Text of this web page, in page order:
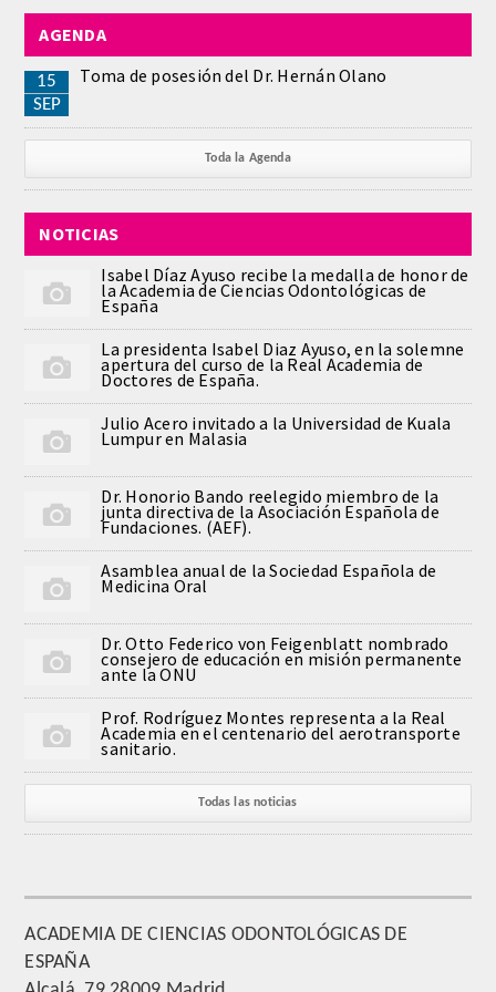
ACADEMICOS
CIENCIAS BASICAS MEDICAS
AFINES A LA ODONTOLOGIA
HUMANIDADES Y CIENCIAS
MEDICO-JURIDICAS
PREVENCION,PROMOCION DE LA
SALUD Y GESTION NUEVAS
TECNOLOGIAS SANITARIAS
ESTOMATOLOGIA MEDICO-
QUIRURGICA
ODONTOLOGIA CONSERVADORA
ORTOGNATIA
NÚMERO
Alfabético
HONOR
AGENDA
15
SEP
Toma de posesión del Dr. Hernán Olano
Toda la Agenda
NOTICIAS
Isabel Díaz Ayuso recibe la medalla de honor de
la Academia de Ciencias Odontológicas de
España
La presidenta Isabel Diaz Ayuso, en la solemne
apertura del curso de la Real Academia de
Doctores de España.
Julio Acero invitado a la Universidad de Kuala
Lumpur en Malasia
Dr. Honorio Bando reelegido miembro de la
junta directiva de la Asociación Española de
Fundaciones. (AEF).
Asamblea anual de la Sociedad Española de
Medicina Oral
Dr. Otto Federico von Feigenblatt nombrado
consejero de educación en misión permanente
ante la ONU
Prof. Rodríguez Montes representa a la Real
Academia en el centenario del aerotransporte
sanitario.
Todas las noticias
ACADEMIA DE CIENCIAS ODONTOLÓGICAS DE
ESPAÑA